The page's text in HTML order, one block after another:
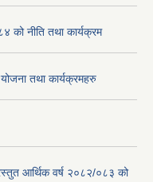
को नीति तथा कार्यक्रम
तथा कार्यक्रमहरु
आर्थिक वर्ष २०८२/०८३ को